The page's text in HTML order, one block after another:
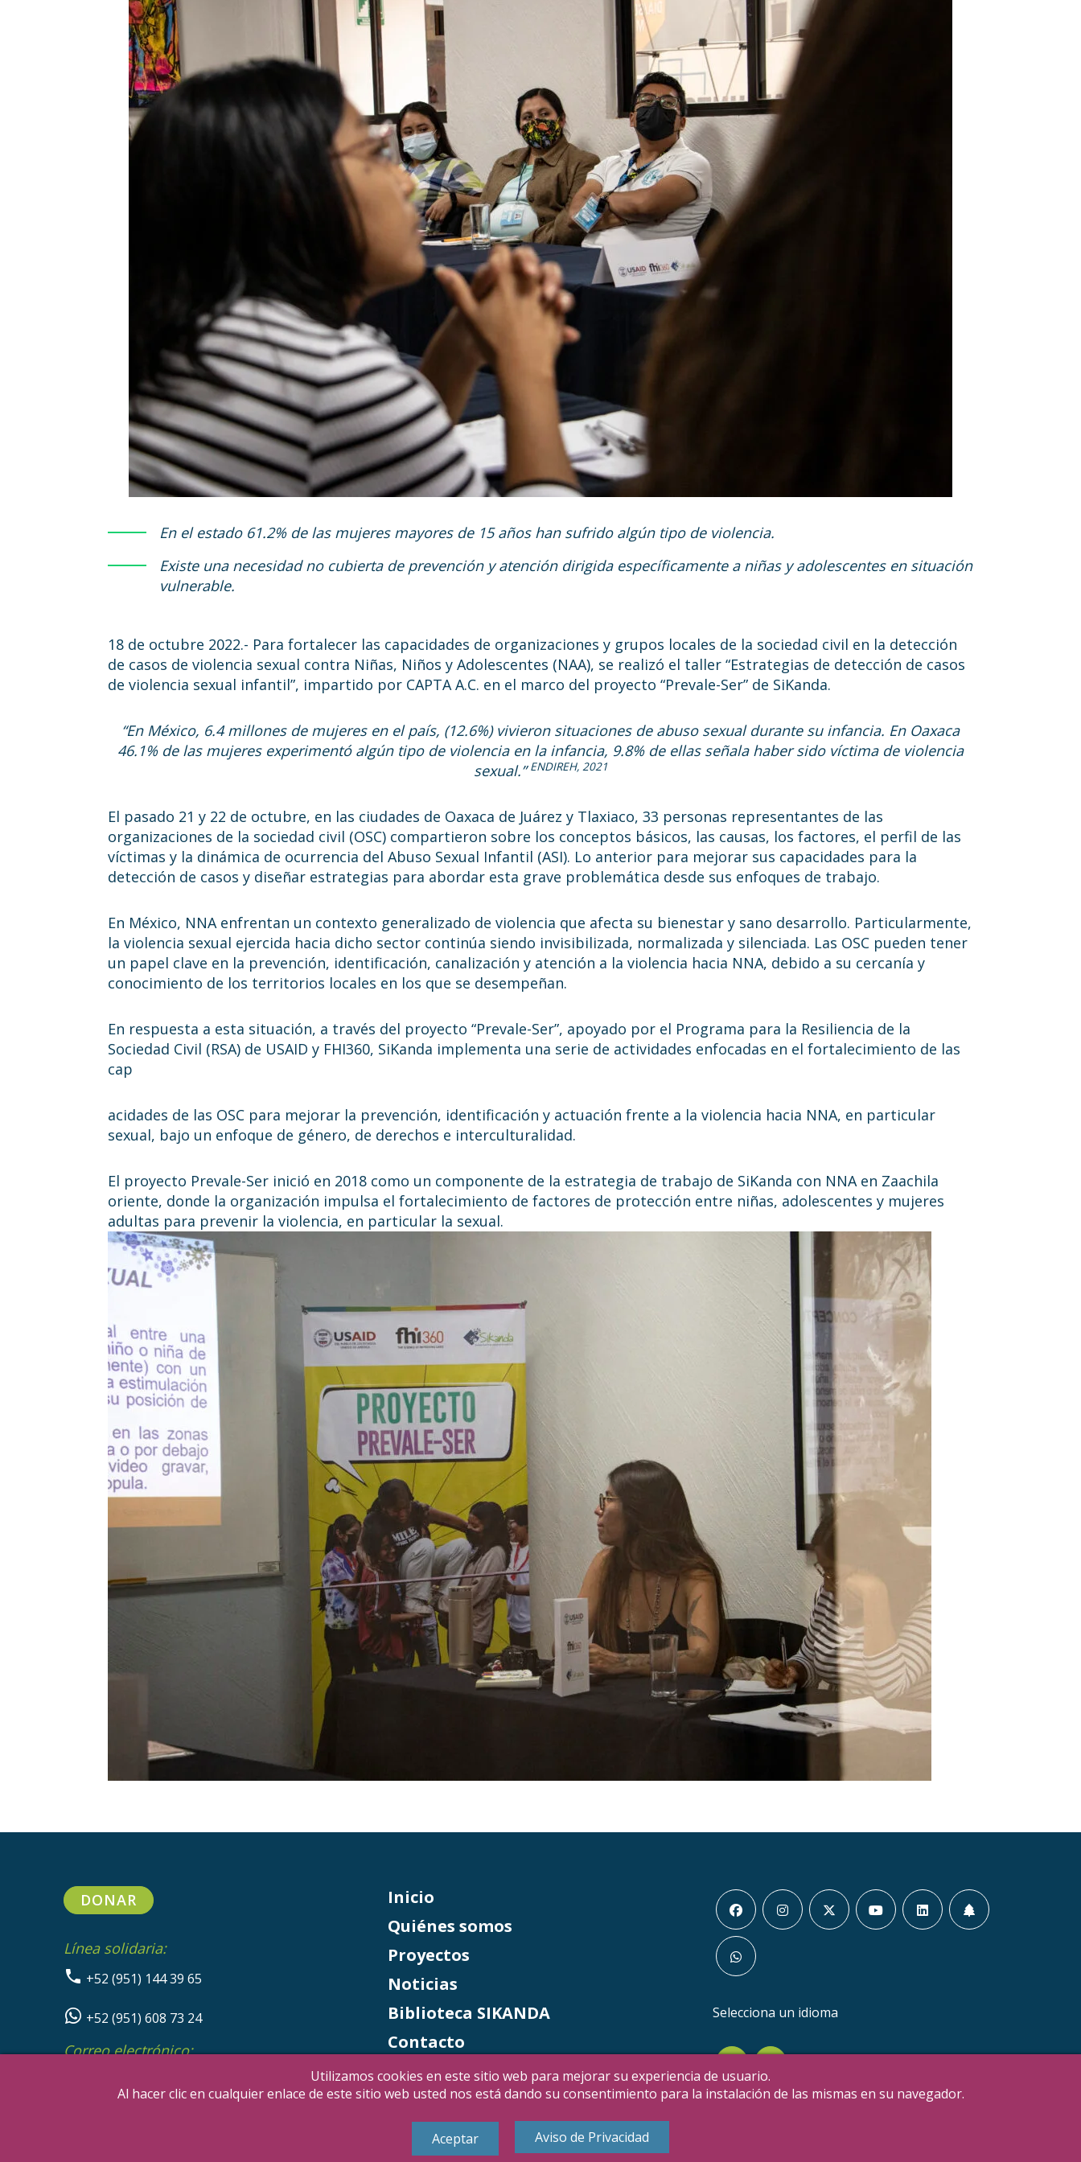
En el estado 61.2% de las mujeres mayores de 15 años han sufrido algún tipo de violencia.
Existe una necesidad no cubierta de prevención y atención dirigida específicamente a niñas y adolescentes en situación
vulnerable.
18 de octubre 2022.- Para fortalecer las capacidades de organizaciones y grupos locales de la sociedad civil en la detección
de casos de violencia sexual contra Niñas, Niños y Adolescentes (NAA), se realizó el taller “Estrategias de detección de casos
de violencia sexual infantil”, impartido por CAPTA A.C. en el marco del proyecto “Prevale-Ser” de SiKanda.
“En México, 6.4 millones de mujeres en el país, (12.6%) vivieron situaciones de abuso sexual durante su infancia. En Oaxaca
46.1% de las mujeres experimentó algún tipo de violencia en la infancia, 9.8% de ellas señala haber sido víctima de violencia
sexual.”ENDIREH, 2021
El pasado 21 y 22 de octubre, en las ciudades de Oaxaca de Juárez y Tlaxiaco, 33 personas representantes de las
organizaciones de la sociedad civil (OSC) compartieron sobre los conceptos básicos, las causas, los factores, el perfil de las
víctimas y la dinámica de ocurrencia del Abuso Sexual Infantil (ASI). Lo anterior para mejorar sus capacidades para la
detección de casos y diseñar estrategias para abordar esta grave problemática desde sus enfoques de trabajo.
En México, NNA enfrentan un contexto generalizado de violencia que afecta su bienestar y sano desarrollo. Particularmente,
la violencia sexual ejercida hacia dicho sector continúa siendo invisibilizada, normalizada y silenciada. Las OSC pueden tener
un papel clave en la prevención, identificación, canalización y atención a la violencia hacia NNA, debido a su cercanía y
conocimiento de los territorios locales en los que se desempeñan.
En respuesta a esta situación, a través del proyecto “Prevale-Ser”, apoyado por el Programa para la Resiliencia de la
Sociedad Civil (RSA) de USAID y FHI360, SiKanda implementa una serie de actividades enfocadas en el fortalecimiento de las
cap
acidades de las OSC para mejorar la prevención, identificación y actuación frente a la violencia hacia NNA, en particular
sexual, bajo un enfoque de género, de derechos e interculturalidad.
El proyecto Prevale-Ser inició en 2018 como un componente de la estrategia de trabajo de SiKanda con NNA en Zaachila
oriente, donde la organización impulsa el fortalecimiento de factores de protección entre niñas, adolescentes y mujeres
adultas para prevenir la violencia, en particular la sexual.
DONAR
Línea solidaria:
+52 (951) 144 39 65
+52 (951) 608 73 24
Correo electrónico:
Inicio
Quiénes somos
Proyectos
Noticias
Biblioteca SIKANDA
Contacto
Italia 5×1000
Selecciona un idioma
Copyright 2021 © SIKANDA – Aviso de Privacidad –Código de Ética
Utilizamos cookies en este sitio web para mejorar su experiencia de usuario.
Al hacer clic en cualquier enlace de este sitio web usted nos está dando su consentimiento para la instalación de las mismas en su navegador.
Aceptar Aviso de Privacidad